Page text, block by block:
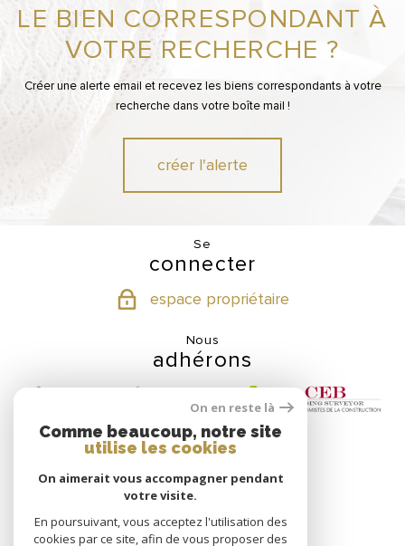
LE BIEN CORRESPONDANT À
VOTRE RECHERCHE ?
Créer une alerte email et recevez les biens correspondants à votre
recherche dans votre boîte mail !
créer l'alerte
Se
connecter
espace propriétaire
Nous
adhérons
Nos
partenaires
On en reste là
Comme beaucoup, notre site
utilise les cookies
On aimerait vous accompagner pendant
votre visite.
En poursuivant, vous acceptez l'utilisation des
cookies par ce site, afin de vous proposer des